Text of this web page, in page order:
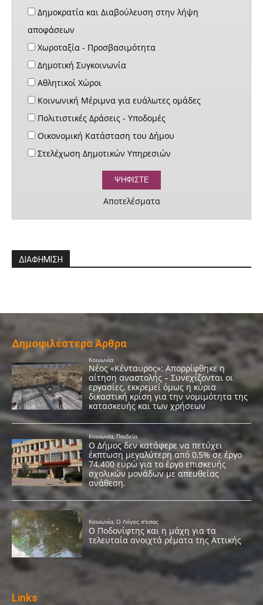
Δημοκρατία και Διαβούλευση στην λήψη
αποφάσεων
Χωροταξία - Προσβασιμότητα
Δημοτική Συγκοινωνία
Αθλητικοί Χώροι
Κοινωνική Μέριμνα για ευάλωτες ομάδες
Πολιτιστικές Δράσεις - Υποδομές
Οικονομική Κατάσταση του Δήμου
Στελέχωση Δημοτικών Υπηρεσιών
Αποτελέσματα
ΔΙΑΦΗΜΙΣΗ
Δημοφιλέστερα Άρθρα
Links